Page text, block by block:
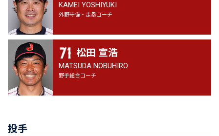
KAMEI YOSHIYUKI
外野守備・走塁コーチ
松田 宣浩
MATSUDA NOBUHIRO
野手総合コーチ
投手